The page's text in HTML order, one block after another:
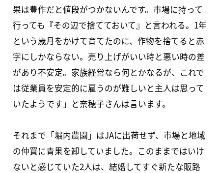
果は豊作だと値段がつかないんです。市場に持って
行っても『その辺で捨てておいて』と言われる。1年
という歳月をかけて育てたのに、作物を捨てると赤
字にしかならない。売り上げがいい時と悪い時の差
があり不安定。家族経営なら何とかなるが、これで
は従業員を安定的に雇うのが難しいと主人は思って
いたようです」と奈穂子さんは言います。
それまで「堀内農園」はJAに出荷せず、市場と地域
の仲買に青果を卸していました。このままではいけ
ないと感じていた2人は、結婚してすぐ新たな販路